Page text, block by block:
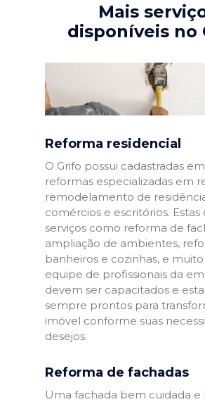
Mais
disponíveis no
Reforma residencial
O Grifo possui cadastradas
reformas especializadas em
remodelamento de
comércios e escritórios.
serviços como reforma de
ampliação de ambientes,
banheiros e cozinhas, e muito
equipe de profissionais da
devem ser capacitados e
sempre prontos para
imóvel conforme suas
desejos.
Reforma de fachadas
Uma fachada bem cuidada e